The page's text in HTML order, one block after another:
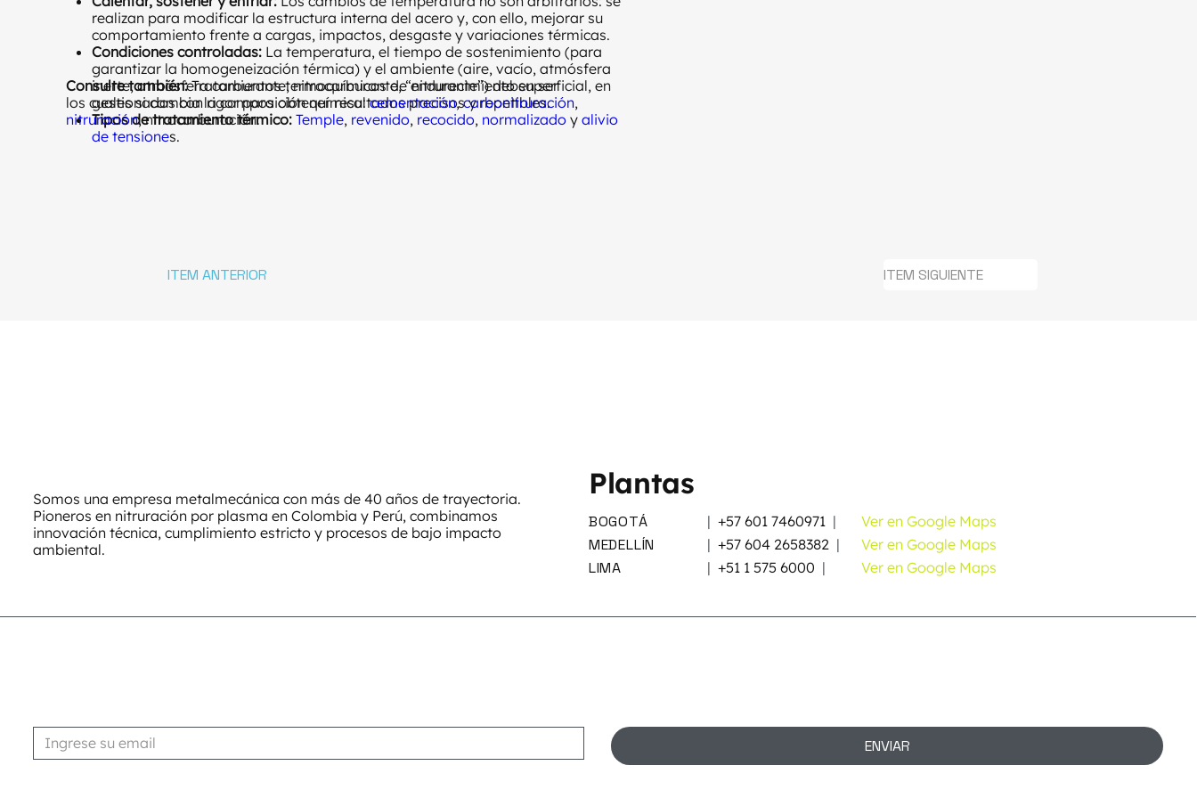
ITEM ANTERIOR ITEM SIGUIENTE
realizan para modificar la estructura interna del acero y, con ello, mejorar su
comportamiento frente a cargas, impactos, desgaste y variaciones térmicas.
Condiciones controladas: La temperatura, el tiempo de sostenimiento (para
garantizar la homogeneización térmica) y el ambiente (aire, vacío, atmósfera
inerte, atmósfera carburante, nitrocarburante, “nitrurante”) deben ser
gestionados con rigor para obtener resultados precisos y repetibles.
Tipos de tratamiento térmico: Temple, revenido, recocido, normalizado y alivio
de tensiones.
Consulte también:Tratamientos termoquímicos de endurecimiento superficial, en
los cuales si cambia la composición química:cementación,carbonitruración,
nitruración, nitrocarburación.
Somos una empresa metalmecánica con más de 40 años de trayectoria.
Pioneros en nitruración por plasma en Colombia y Perú, combinamos
innovación técnica, cumplimiento estricto y procesos de bajo impacto
ambiental.
Plantas
BOGOTÁ | +57 601 7460971 | Ver en Google Maps
MEDELLÍN | +57 604 2658382 | Ver en Google Maps
LIMA | +51 1 575 6000 | Ver en Google Maps
ENVIAR